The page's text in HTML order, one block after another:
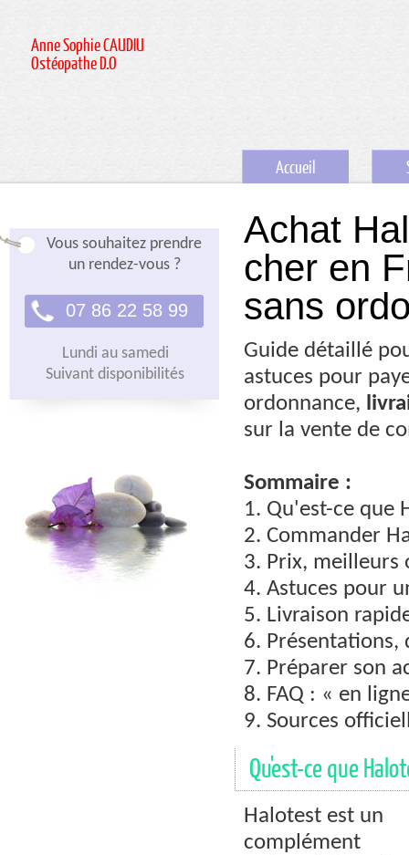
Anne Sophie CAUDIU
Ostéopathe D.O
Accueil
Vous souhaitez prendre
un rendez-vous ?
07 86 22 58 99
Lundi au samedi
Suivant disponibilités
Achat
cher en
sans
Guide détaillé
astuces pour
ordonnance,
sur la vente de
Sommaire :
1. Qu'est-ce que
2. Commander
3. Prix, meilleurs
4. Astuces pour
5. Livraison
6. Présentations,
7. Préparer son
8. FAQ : « en
9. Sources
Qu'est-ce que
Halotest est un
complément